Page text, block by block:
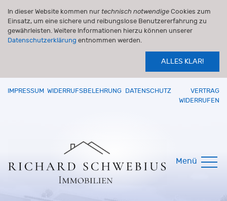
In dieser Website kommen nur technisch notwendige Cookies zum
Einsatz, um eine sichere und reibungslose Benutzererfahrung zu
gewährleisten. Weitere Informationen hierzu können unserer
Datenschutzerklärung entnommen werden.
ALLES KLAR!
IMPRESSUM WIDERRUFSBELEHRUNG DATENSCHUTZ
VERTRAG
WIDERRUFEN
Menü